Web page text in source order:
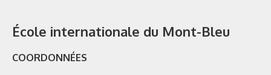
École internationale du Mont-Bleu
COORDONNÉES